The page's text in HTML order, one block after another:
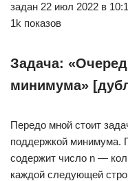
задан 22 июл 2022 в
1k показов
Задача:
минимума»
Передо мной стоит
поддержкой минимума.
содержит число n —
каждой следующей